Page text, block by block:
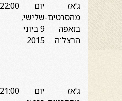
ג'אז
מהסרטים-
בזאפה
הרצליה
יום
שלישי,
9 ביוני
2015
22:00
ג'אז
יום
21:00